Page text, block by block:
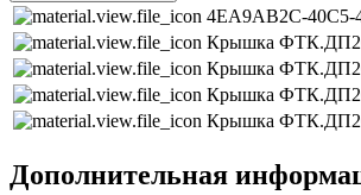
4EA9AB2C-40C5-
Крышка
Крышка
Крышка
Крышка
Дополнительная